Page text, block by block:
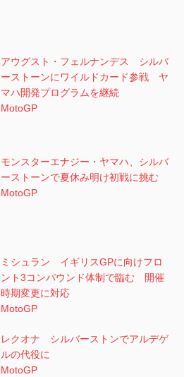
アウグスト・フェルナンデス シルバ
ーストーンにワイルドカード参戦 ヤ
マハ開発プログラムを継続
MotoGP
モンスターエナジー・ヤマハ、シルバ
ーストーンで夏休み明け初戦に挑む
MotoGP
ミシュラン イギリスGPに向けフロ
ント3コンパウンド体制で臨む 開催
時期変更に対応
MotoGP
レクオナ シルバーストンでアルデゲ
ルの代役に
MotoGP